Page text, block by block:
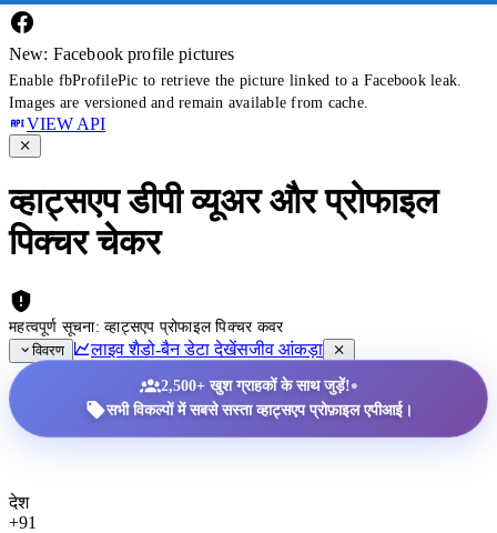
New: Facebook profile pictures
Enable fbProfilePic to retrieve the picture linked to a Facebook leak.
Images are versioned and remain available from cache.
VIEW API
व्हाट्सएप डीपी व्यूअर और प्रोफाइल
पिक्चर चेकर
महत्वपूर्ण सूचना: व्हाट्सएप प्रोफाइल पिक्चर कवर
विवरण
लाइव शैडो-बैन डेटा देखेंसजीव आंकड़ा
2,500+ खुश ग्राहकों के साथ जुड़ें!•
सभी विकल्पों में सबसे सस्ता व्हाट्सएप प्रोफ़ाइल एपीआई।
देश
+91